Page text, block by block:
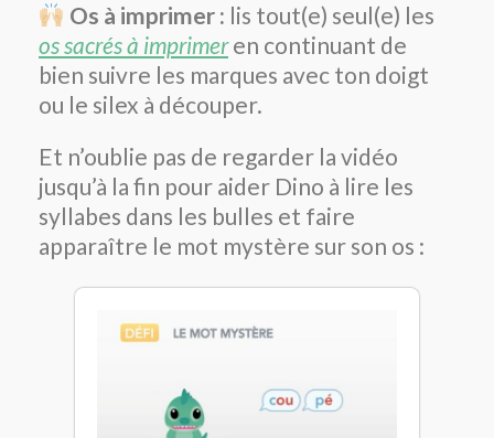
Os à imprimer : lis tout(e) seul(e) les
os sacrés à imprimeren continuant de
bien suivre les marques avec ton doigt
ou le silex à découper.
Et n’oublie pas de regarder la vidéo
jusqu’à la fin pour aider Dino à lire les
syllabes dans les bulles et faire
apparaître le mot mystère sur son os :